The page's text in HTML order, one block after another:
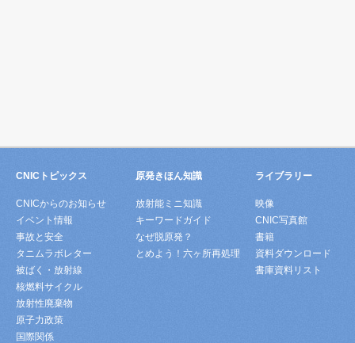
CNICトピックス
CNICからのお知らせ
イベント情報
事故と安全
タニムラボレター
被ばく・放射線
核燃料サイクル
放射性廃棄物
原子力政策
国際関係
原発きほん知識
放射能ミニ知識
キーワードガイド
なぜ脱原発？
とめよう！六ヶ所再処理
ライブラリー
映像
CNIC写真館
書籍
資料ダウンロード
書庫資料リスト